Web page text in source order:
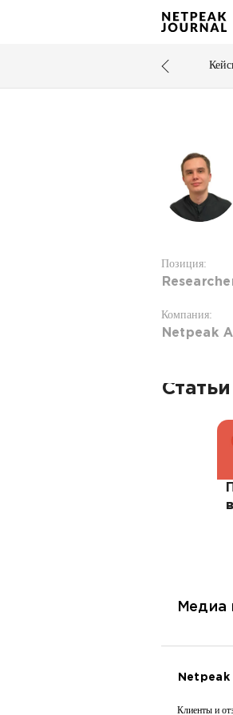
Позиция:
Компания:
Netpeak
Медиа
Netpeak
Клиенты и